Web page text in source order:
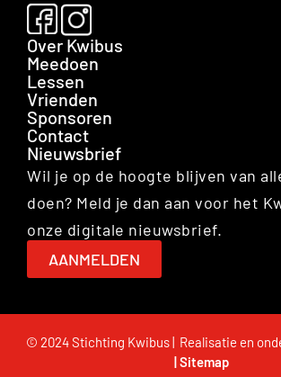
Over Kwibus
Meedoen
Lessen
Vrienden
Sponsoren
Contact
Nieuwsbrief
Wil je op de hoogte blijven van
doen? Meld je dan aan voor het
onze digitale nieuwsbrief.
AANMELDEN
© 2024 Stichting Kwibus | Realisatie en
|Sitemap